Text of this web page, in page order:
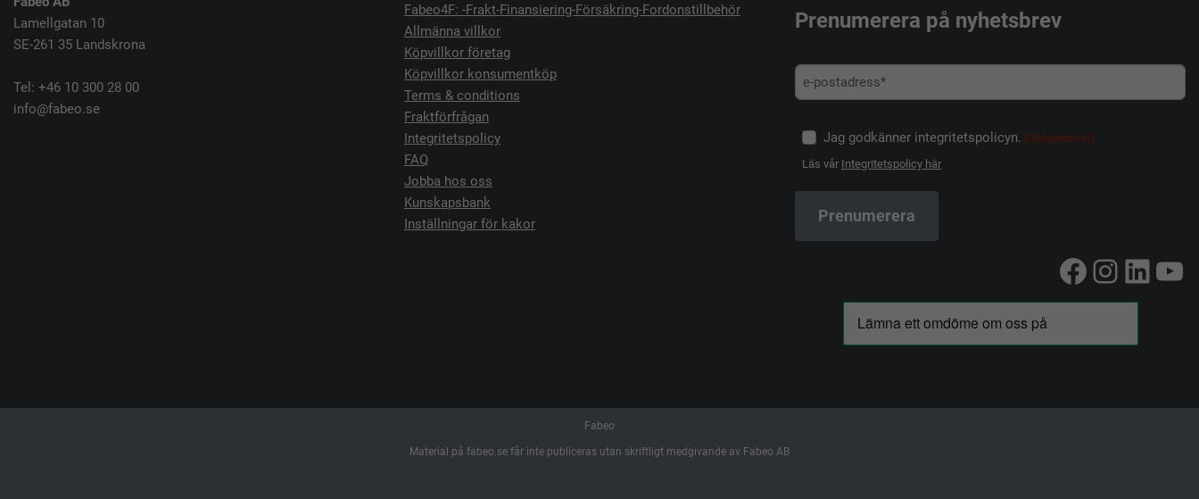
Lamellgatan 10
SE-261 35 Landskrona
Tel: +46 10 300 28 00
info@fabeo.se
Fabeo4F: -Frakt-Finansiering-Försäkring-Fordonstillbehör
Allmänna villkor
Köpvillkor företag
Köpvillkor konsumentköp
Terms & conditions
Fraktförfrågan
Integritetspolicy
FAQ
Jobba hos oss
Kunskapsbank
Inställningar för kakor
Prenumerera på nyhetsbrev
Jag godkänner integritetspolicyn. (Obligatoriskt)
Läs vår Integritetspolicy här
Facebook
Fabeo
Material på fabeo.se får inte publiceras utan skriftligt medgivande av Fabeo AB